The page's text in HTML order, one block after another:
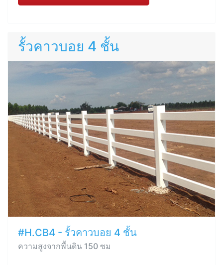
รั้วคาวบอย 4 ชั้น
#H.CB4 - รั้วคาวบอย 4 ชั้น
ความสูงจากพื้นดิน 150 ซม